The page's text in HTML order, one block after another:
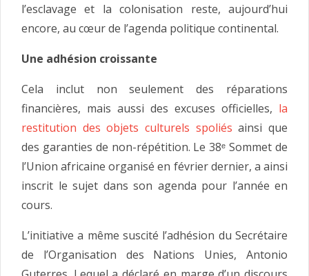
l’esclavage et la colonisation reste, aujourd’hui
encore, au cœur de l’agenda politique continental.
Une adhésion croissante
Cela inclut non seulement des réparations
financières, mais aussi des excuses officielles, la
restitution des objets culturels spoliés ainsi que
des garanties de non-répétition. Le 38ᵉ Sommet de
l’Union africaine organisé en février dernier, a ainsi
inscrit le sujet dans son agenda pour l’année en
cours.
L’initiative a même suscité l’adhésion du Secrétaire
de l’Organisation des Nations Unies, Antonio